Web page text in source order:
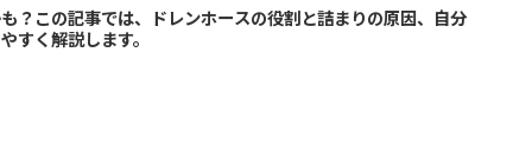
？この記事では、ドレンホースの役割と詰まりの原因、自分
すく解説します。